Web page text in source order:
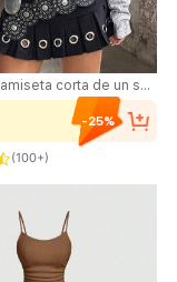
Coolane Camiseta corta de un solo hombro para mujer con estampado de hojas secas y ramas, blanca, estilo grunge de otoño para salir de noche
-25%
(100+)